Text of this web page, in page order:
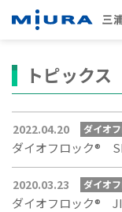
トピックス
2022.04.20 ダイオ
ダイオフロック®
2020.03.23 ダイオ
ダイオフロック®